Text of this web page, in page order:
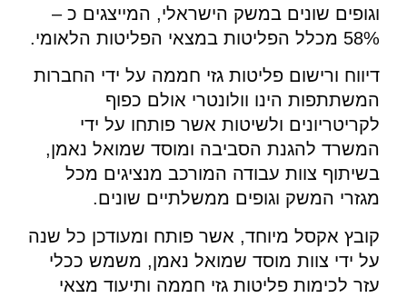
וגופים שונים במשק הישראלי, המייצגים כ –
58% מכלל הפליטות במצאי הפליטות הלאומי.
דיווח ורישום פליטות גזי חממה על ידי החברות
המשתתפות הינו וולונטרי אולם כפוף
לקריטריונים ולשיטות אשר פותחו על ידי
המשרד להגנת הסביבה ומוסד שמואל נאמן,
בשיתוף צוות עבודה המורכב מנציגים מכל
מגזרי המשק וגופים ממשלתיים שונים.
קובץ אקסל מיוחד, אשר פותח ומעודכן כל שנה
על ידי צוות מוסד שמואל נאמן, משמש ככלי
עזר לכימות פליטות גזי חממה ותיעוד מצאי